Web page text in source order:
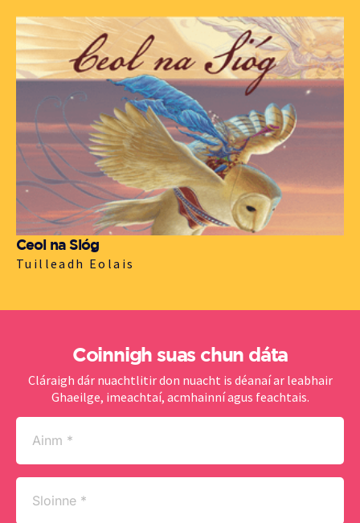
Ceol na Sióg
Tuilleadh Eolais
Coinnigh suas chun dáta
Cláraigh dár nuachtlitir don nuacht is déanaí ar leabhair
Ghaeilge, imeachtaí, acmhainní agus feachtais.
Ainm
(Required)
Sloinne
(Required)